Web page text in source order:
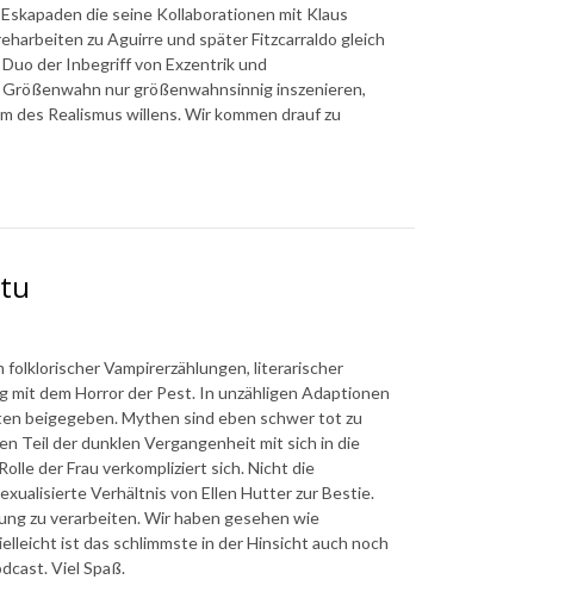
die seine Kollaborationen mit Klaus
zu Aguirre und später Fitzcarraldo gleich
der Inbegriff von Exzentrik und
nur größenwahnsinnig inszenieren,
Realismus willens. Wir kommen drauf zu
folklorischer Vampirerzählungen, literarischer
dem Horror der Pest. In unzähligen Adaptionen
beigegeben. Mythen sind eben schwer tot zu
Teil der dunklen Vergangenheit mit sich in die
der Frau verkompliziert sich. Nicht die
Verhältnis von Ellen Hutter zur Bestie.
zu verarbeiten. Wir haben gesehen wie
ist das schlimmste in der Hinsicht auch noch
Viel Spaß.